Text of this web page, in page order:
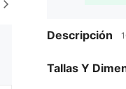
Descripción
Tallas Y
4,82